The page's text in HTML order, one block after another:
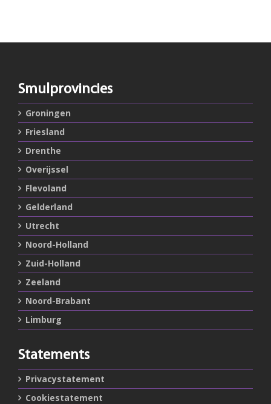
Smulprovincies
Groningen
Friesland
Drenthe
Overijssel
Flevoland
Gelderland
Utrecht
Noord-Holland
Zuid-Holland
Zeeland
Noord-Brabant
Limburg
Statements
Privacystatement
Cookiestatement